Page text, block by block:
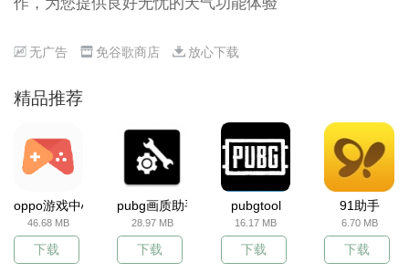
作，为您提供良好无忧的天气功能体验
无广告 免谷歌商店 放心下载
精品推荐
oppo游戏中心
46.68 MB
下载
pubg画质助手
28.97 MB
下载
pubgtool
16.17 MB
下载
91助手
6.70 MB
下载